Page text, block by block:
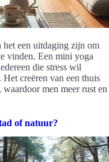
een uitdaging zijn om
vinden. Een mini yoga
die stress wil
creëren van een thuis
men meer rust en
of natuur?